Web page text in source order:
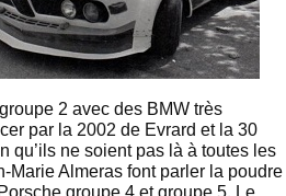
2 avec des BMW très
par la 2002 de Evrard et la 30
qu’ils ne soient pas là à toutes les
Marie Almeras font parler la poudre
groupe 4 et groupe 5. Le